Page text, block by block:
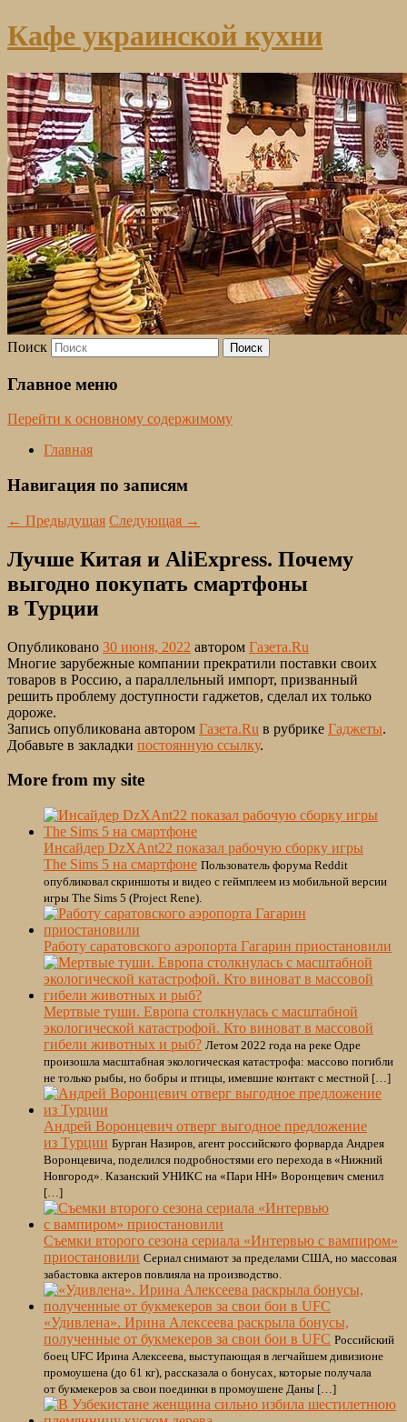
Кафе украинской кухни
Поиск
Главное меню
Перейти к основному содержимому
Главная
Навигация по записям
← Предыдущая Следующая →
Лучше Китая и AliExpress. Почему
выгодно покупать смартфоны
в Турции
Опубликовано 30 июня, 2022 автором Газета.Ru
Многие зарубежные компании прекратили поставки своих
товаров в Россию, а параллельный импорт, призванный
решить проблему доступности гаджетов, сделал их только
дороже.
Запись опубликована автором Газета.Ru в рубрике Гаджеты.
Добавьте в закладки постоянную ссылку.
More from my site
Инсайдер DzXAnt22 показал рабочую сборку игры
The Sims 5 на смартфоне Пользователь форума Reddit
опубликовал скриншоты и видео с геймплеем из мобильной версии
игры The Sims 5 (Project Rene).
Работу саратовского аэропорта Гагарин приостановили
Мертвые туши. Европа столкнулась с масштабной
экологической катастрофой. Кто виноват в массовой
гибели животных и рыб? Летом 2022 года на реке Одре
произошла масштабная экологическая катастрофа: массово погибли
не только рыбы, но бобры и птицы, имевшие контакт с местной […]
Андрей Воронцевич отверг выгодное предложение
из Турции Бурган Назиров, агент российского форварда Андрея
Воронцевича, поделился подробностями его перехода в «Нижний
Новгород». Казанский УНИКС на «Пари НН» Воронцевич сменил
[…]
Съемки второго сезона сериала «Интервью с вампиром»
приостановили Сериал снимают за пределами США, но массовая
забастовка актеров повлияла на производство.
«Удивлена». Ирина Алексеева раскрыла бонусы,
полученные от букмекеров за свои бои в UFC Российский
боец UFC Ирина Алексеева, выступающая в легчайшем дивизионе
промоушена (до 61 кг), рассказала о бонусах, которые получала
от букмекеров за свои поединки в промоушене Даны […]